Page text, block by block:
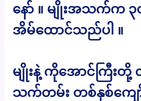
နော် ။ မျိုးအသက်က ၃၀
အိမ်ထောင်သည်ပါ ။
မျိုးနဲ့ ကိုအောင်ကြီးတို့
သက်တမ်း တစ်နှစ်ကျေ